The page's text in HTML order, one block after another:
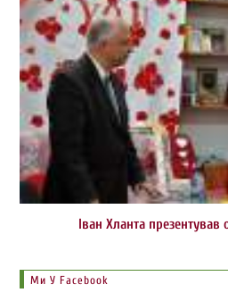
Іван Хланта презентував
Ми У Facebook